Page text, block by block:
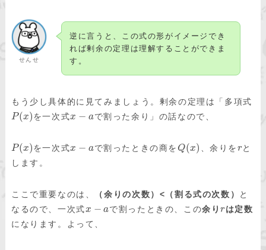
せんせ
逆に言うと、この式の形がイメージでき
れば剰余の定理は理解することができま
す。
もう少し具体的に見てみましょう。剰余の定理は「多項式
P(x)を一次式x − aで割った余り」の話なので、
P(x)を一次式x − aで割ったときの商をQ(x) 、余りをrと
します。
ここで重要なのは、 （余りの次数）<（割る式の次数）
と
なるので、一次式x − aで割ったときの、この余りrは定数
になります。よって、